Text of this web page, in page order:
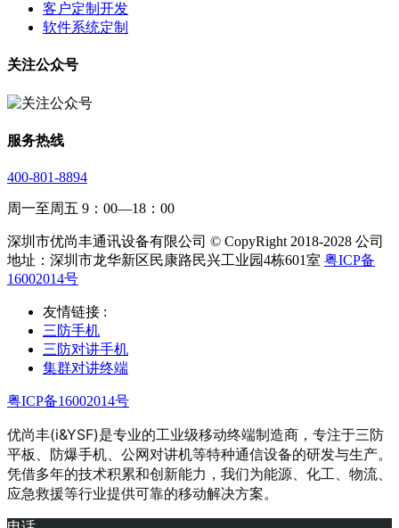
客户定制开发
软件系统定制
关注公众号
服务热线
400-801-8894
周一至周五 9：00—18：00
深圳市优尚丰通讯设备有限公司 © CopyRight 2018-2028 公司
地址：深圳市龙华新区民康路民兴工业园4栋601室 粤ICP备
16002014号
友情链接 :
三防手机
三防对讲手机
集群对讲终端
粤ICP备16002014号
优尚丰(i&YSF)是专业的工业级移动终端制造商，专注于三防
平板、防爆手机、公网对讲机等特种通信设备的研发与生产。
凭借多年的技术积累和创新能力，我们为能源、化工、物流、
应急救援等行业提供可靠的移动解决方案。